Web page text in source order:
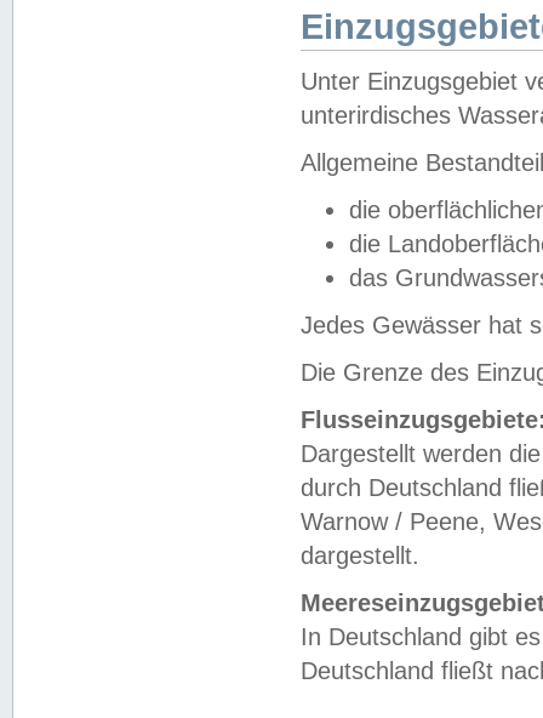
Unter Einzugsgebiet
unterirdisches
Allgemeine
die
die
das
Jedes Gewässer hat
Die Grenze des
Dargestellt werden
durch Deutschland
Warnow / Peene,
dargestellt.
In Deutschland gibt
Deutschland fließt